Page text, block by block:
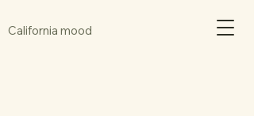
California mood